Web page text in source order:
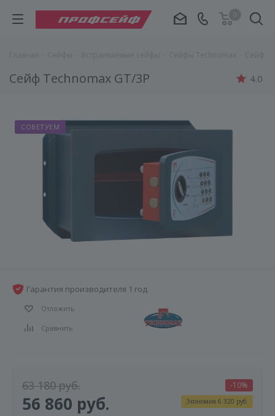
4.0
Сейф Technomax GT/3P
СОВЕТУЕМ
Гарантия производителя 1 год
Отложить
Сравнить
63 180руб.
56 860 руб.
-10%
Экономия 6 320 руб.